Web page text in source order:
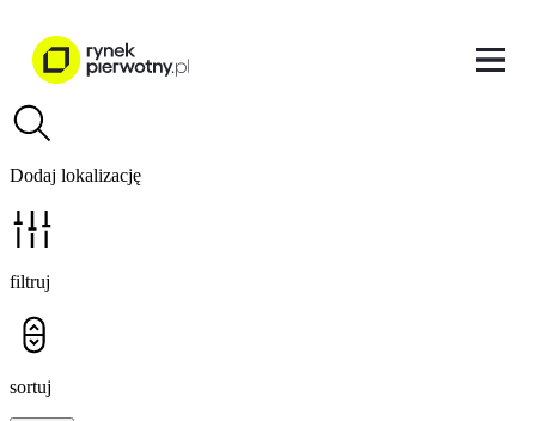
Dodaj lokalizację
filtruj
sortuj